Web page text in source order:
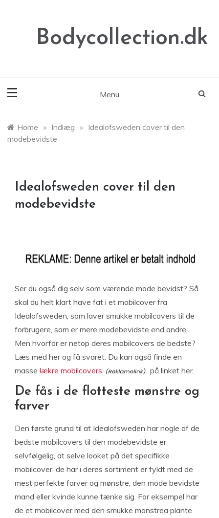
Bodycollection.dk
Menu
Home » Indlæg » Idealofsweden cover til den
modebevidste
Idealofsweden cover til den
modebevidste
Ser du også dig selv som værende mode bevidst? Så
skal du helt klart have fat i et mobilcover fra
Idealofsweden, som laver smukke mobilcovers til de
forbrugere, som er mere modebevidste end andre.
Men hvorfor er netop deres mobilcovers de bedste?
Læs med her og få svaret. Du kan også finde en
masse lækre mobilcovers på linket her.
De fås i de flotteste mønstre og
farver
Den første grund til at Idealofsweden har nogle af de
bedste mobilcovers til den modebevidste er
selvfølgelig, at selve looket på det specifikke
mobilcover, de har i deres sortiment er fyldt med de
mest perfekte farver og mønstre, den mode bevidste
mand eller kvinde kunne tænke sig. For eksempel har
de et mobilcover med den smukke monstrea plante